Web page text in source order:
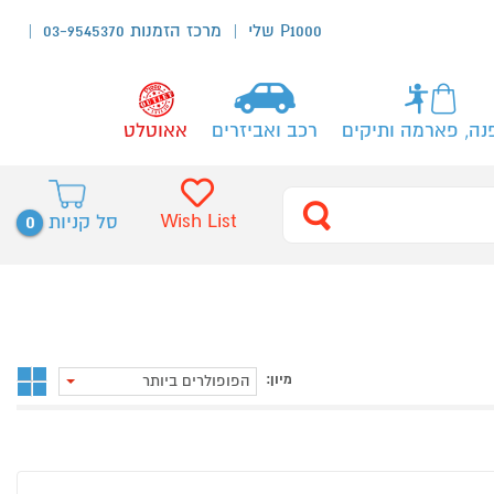
P1000 שלי מרכז הזמנות 03-9545370
פארמה ותיקים רכב ואביזרים אאוטלט
סל קניות 0 Wish List
מיון: הפופולרים ביותר